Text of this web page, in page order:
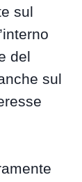
sul
del
sul